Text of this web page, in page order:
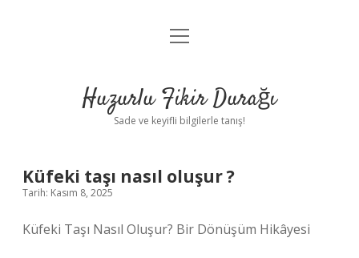
Anasayfa
Yasal Uyarı
menüyü
Huzurlu Fikir Durağı
Sade ve keyifli bilgilerle tanış!
Küfeki taşı nasıl oluşur ?
Tarih: Kasım 8, 2025
Küfeki Taşı Nasıl Oluşur? Bir Dönüşüm Hikâyesi